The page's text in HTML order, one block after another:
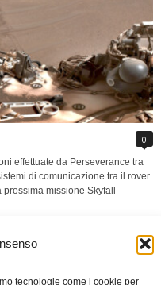
tecnologie come i cookie per
0
effettuate da Perseverance tra
di comunicazione tra il rover
missione Skyfall